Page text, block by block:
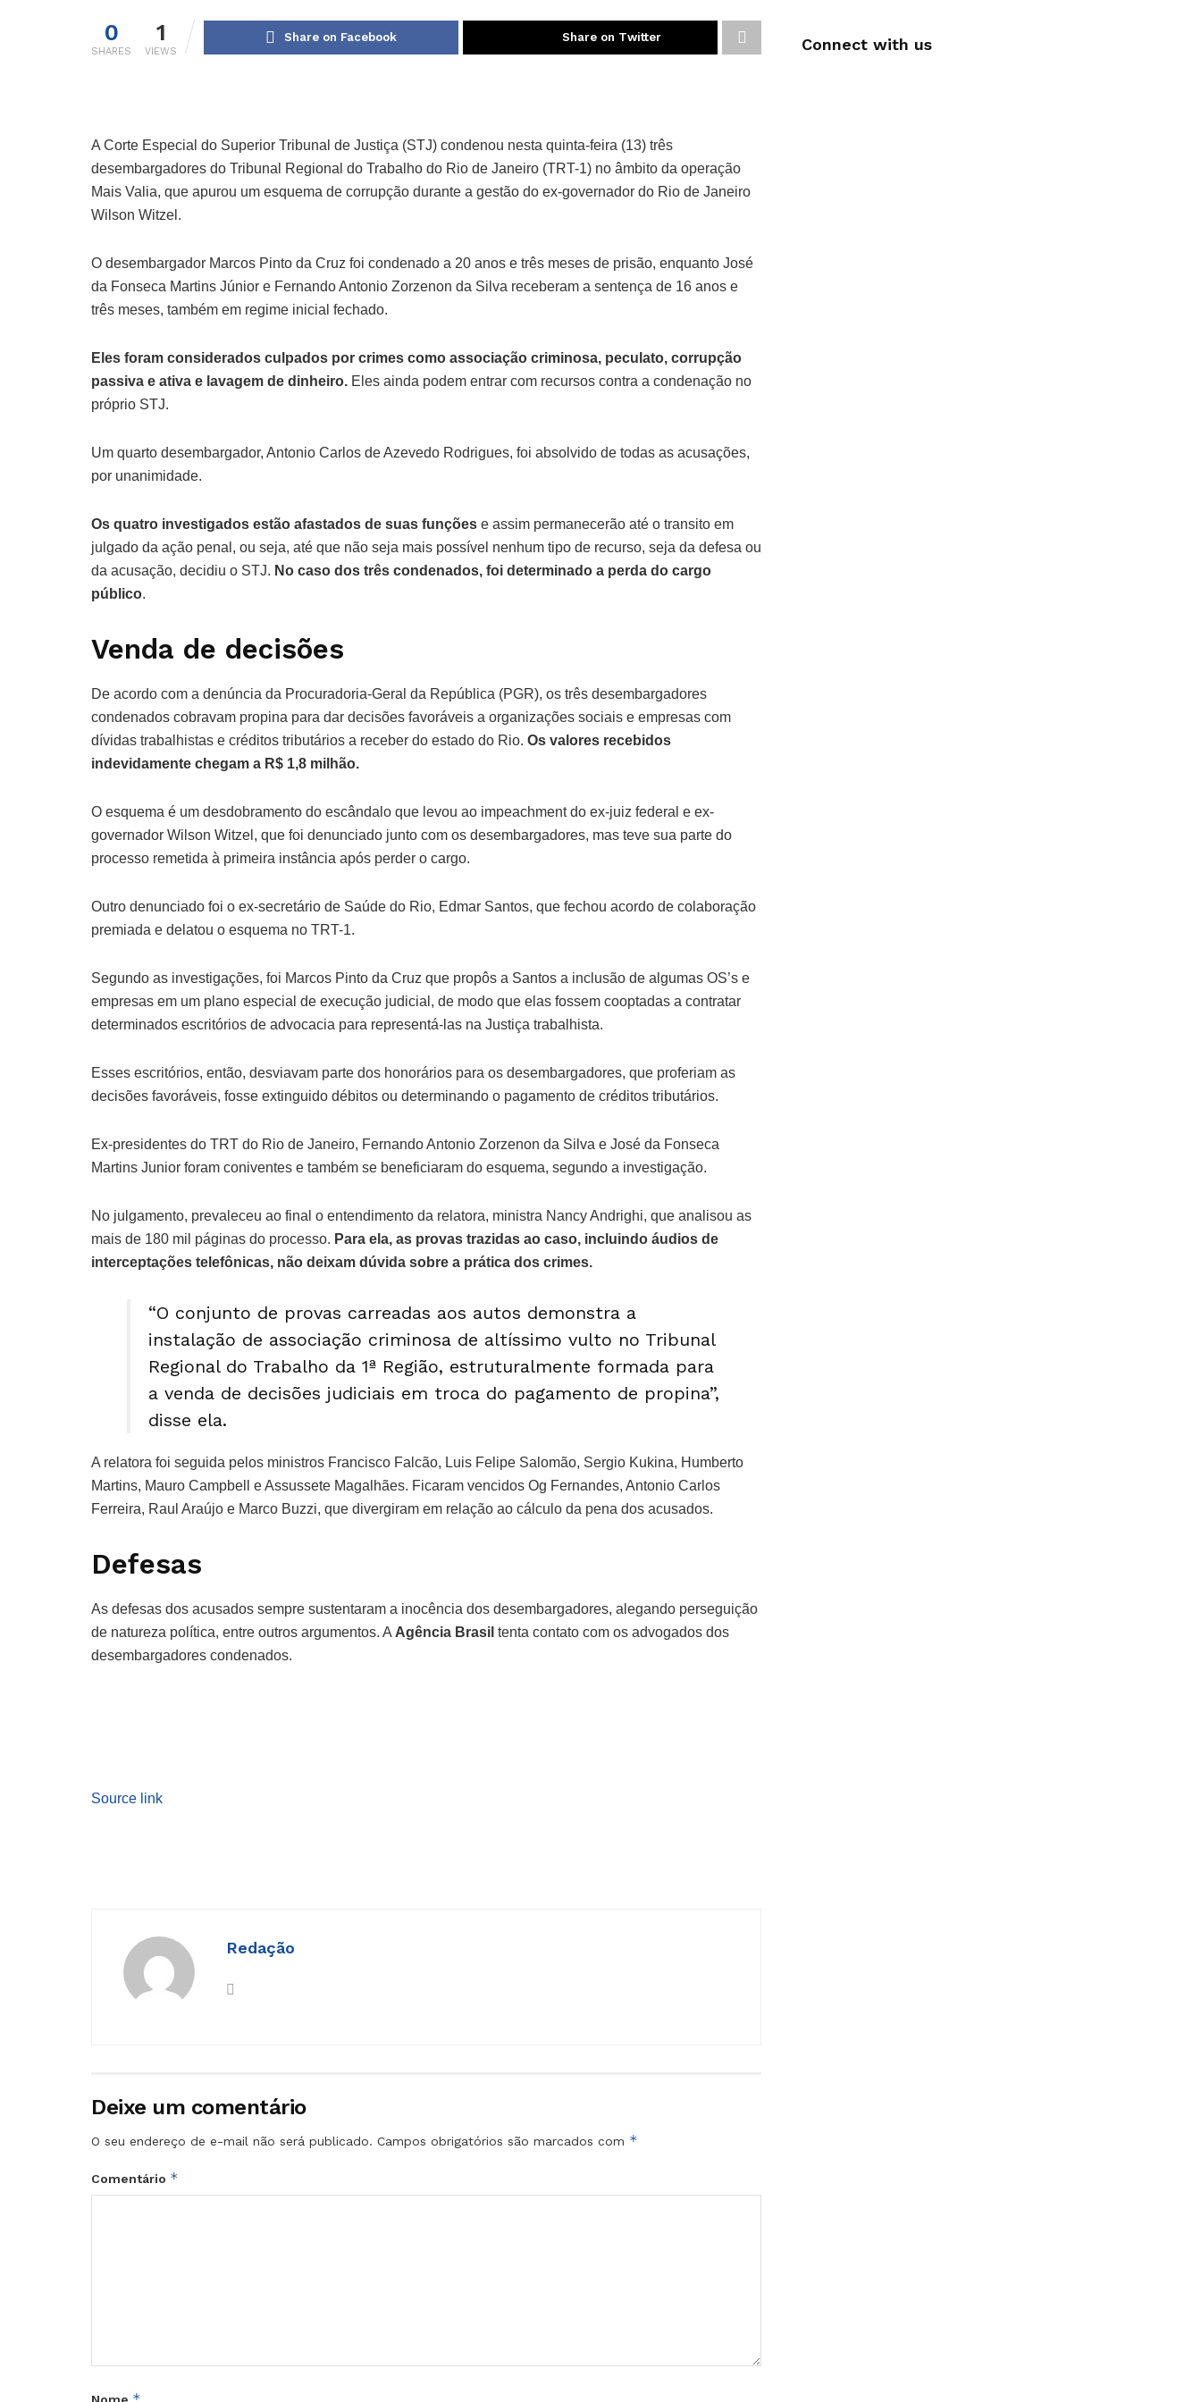
0
SHARES
1
VIEWS
Share on Facebook Share on Twitter
A Corte Especial do Superior Tribunal de Justiça (STJ) condenou nesta quinta-feira (13) três
desembargadores do Tribunal Regional do Trabalho do Rio de Janeiro (TRT-1) no âmbito da operação
Mais Valia, que apurou um esquema de corrupção durante a gestão do ex-governador do Rio de Janeiro
Wilson Witzel.
O desembargador Marcos Pinto da Cruz foi condenado a 20 anos e três meses de prisão, enquanto José
da Fonseca Martins Júnior e Fernando Antonio Zorzenon da Silva receberam a sentença de 16 anos e
três meses, também em regime inicial fechado.
Eles foram considerados culpados por crimes como associação criminosa, peculato, corrupção
passiva e ativa e lavagem de dinheiro. Eles ainda podem entrar com recursos contra a condenação no
próprio STJ.
Um quarto desembargador, Antonio Carlos de Azevedo Rodrigues, foi absolvido de todas as acusações,
por unanimidade.
Os quatro investigados estão afastados de suas funções e assim permanecerão até o transito em
julgado da ação penal, ou seja, até que não seja mais possível nenhum tipo de recurso, seja da defesa ou
da acusação, decidiu o STJ. No caso dos três condenados, foi determinado a perda do cargo
público.
Venda de decisões
De acordo com a denúncia da Procuradoria-Geral da República (PGR), os três desembargadores
condenados cobravam propina para dar decisões favoráveis a organizações sociais e empresas com
dívidas trabalhistas e créditos tributários a receber do estado do Rio. Os valores recebidos
indevidamente chegam a R$ 1,8 milhão.
O esquema é um desdobramento do escândalo que levou ao impeachment do ex-juiz federal e ex-
governador Wilson Witzel, que foi denunciado junto com os desembargadores, mas teve sua parte do
processo remetida à primeira instância após perder o cargo.
Outro denunciado foi o ex-secretário de Saúde do Rio, Edmar Santos, que fechou acordo de colaboração
premiada e delatou o esquema no TRT-1.
Segundo as investigações, foi Marcos Pinto da Cruz que propôs a Santos a inclusão de algumas OS’s e
empresas em um plano especial de execução judicial, de modo que elas fossem cooptadas a contratar
determinados escritórios de advocacia para representá-las na Justiça trabalhista.
Esses escritórios, então, desviavam parte dos honorários para os desembargadores, que proferiam as
decisões favoráveis, fosse extinguido débitos ou determinando o pagamento de créditos tributários.
Ex-presidentes do TRT do Rio de Janeiro, Fernando Antonio Zorzenon da Silva e José da Fonseca
Martins Junior foram coniventes e também se beneficiaram do esquema, segundo a investigação.
No julgamento, prevaleceu ao final o entendimento da relatora, ministra Nancy Andrighi, que analisou as
mais de 180 mil páginas do processo. Para ela, as provas trazidas ao caso, incluindo áudios de
interceptações telefônicas, não deixam dúvida sobre a prática dos crimes.
“O conjunto de provas carreadas aos autos demonstra a
instalação de associação criminosa de altíssimo vulto no Tribunal
Regional do Trabalho da 1ª Região, estruturalmente formada para
a venda de decisões judiciais em troca do pagamento de propina”,
disse ela.
A relatora foi seguida pelos ministros Francisco Falcão, Luis Felipe Salomão, Sergio Kukina, Humberto
Martins, Mauro Campbell e Assussete Magalhães. Ficaram vencidos Og Fernandes, Antonio Carlos
Ferreira, Raul Araújo e Marco Buzzi, que divergiram em relação ao cálculo da pena dos acusados.
Defesas
As defesas dos acusados sempre sustentaram a inocência dos desembargadores, alegando perseguição
de natureza política, entre outros argumentos. A Agência Brasil tenta contato com os advogados dos
desembargadores condenados.
Source link
Redação
Deixe um comentário
O seu endereço de e-mail não será publicado. Campos obrigatórios são marcados com *
Comentário *
Nome *
Connect with us